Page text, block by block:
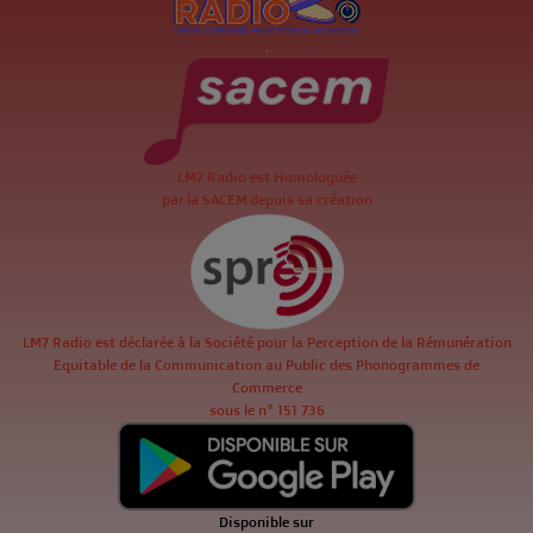
.
LM7 Radio est Homologuée
par la SACEM depuis sa création
LM7 Radio est déclarée à la Société pour la Perception de la Rémunération
Equitable de la Communication au Public des Phonogrammes de
Commerce
sous le n° 151 736
Disponible sur